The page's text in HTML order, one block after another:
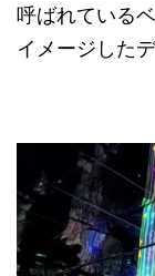
呼ばれている
イメージした